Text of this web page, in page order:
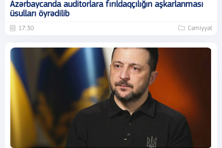
Azərbaycanda auditorlara fırıldaqçılığın aşkarlanması
üsulları öyrədilib
17:30 Cəmiyyət